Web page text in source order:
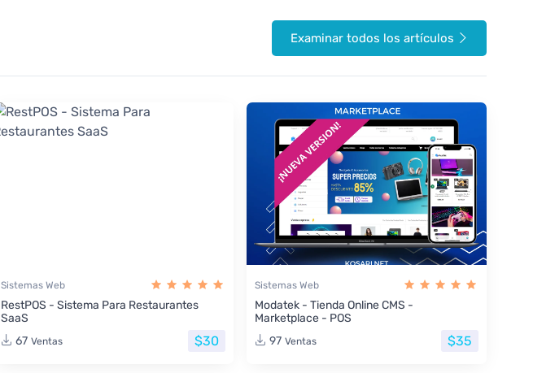
Examinar todos los artículos
Sistemas Web
RestPOS - Sistema Para Restaurantes
SaaS
67 Ventas $30
Sistemas Web
Modatek - Tienda Online CMS -
Marketplace - POS
97 Ventas $35